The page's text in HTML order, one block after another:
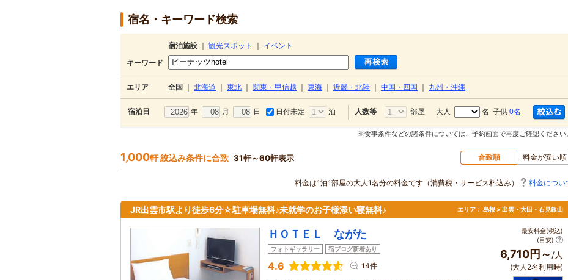
宿名・キーワード検索
宿泊施設 観光スポット
イベント
キーワード
エリア 全国 北海道 東北 関東・甲信越 東海 近畿・北陸 中国・四国 九州・沖縄
宿泊日 年 月 日 日付未定 泊 人数等 部屋 大人 名 子供 0名
※食事条件などの諸条件については、予約画面で再度ご確認ください
1,000軒 絞込み条件に合致 31軒～60軒表示 合致順 料金が安い順
料金は1泊1部屋の大人1名分の料金です（消費税・サービス料込み） 料金につい
JR出雲市駅より徒歩6分☆駐車場無料♪未就学のお子様添い寝無料♪ エリア： 島根 > 出雲・大田・石見銀山
ＨＯＴＥＬ ながた
フォトギャラリー 宿ブログ新着あり
4.6 14件
最安料金(税込)
(目安)
6,710円～ /人
(大人2名利用時)